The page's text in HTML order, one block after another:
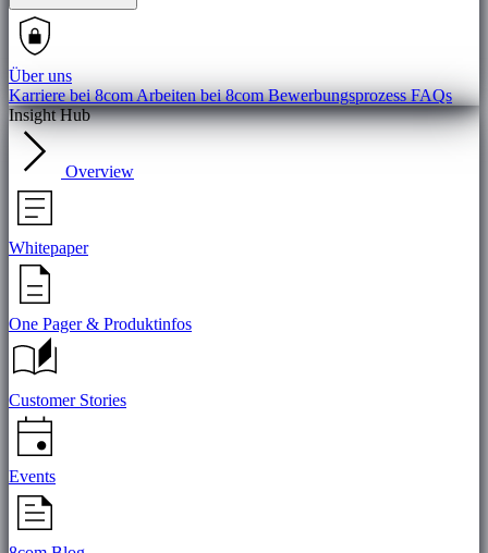
Über uns
Karriere bei 8comArbeiten bei 8comBewerbungsprozessFAQs
Insight Hub
Overview
Whitepaper
One Pager & Produktinfos
Customer Stories
Events